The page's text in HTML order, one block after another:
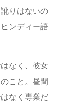
りはないの
ンディー語
なく、彼女
こと。昼間
なく専業だ